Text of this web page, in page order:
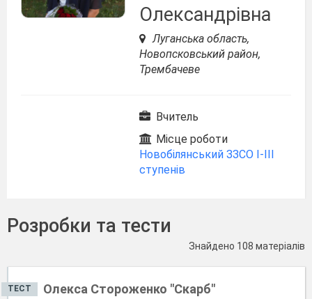
Олександрівна
Луганська область,
Новопсковський район,
Трембачеве
Вчитель
Місце роботи
Новобілянський ЗЗСО І-ІІІ
ступенів
Розробки та тести
Знайдено 108 матеріалів
ТЕСТ Олекса Стороженко "Скарб"